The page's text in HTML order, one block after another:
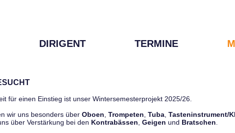
DIRIGENT TERMINE
für einen Einstieg ist unser Wintersemesterprojekt 2025/26.
wir uns besonders über Oboen Trompeten Tuba Tasteninstrument/
über Verstärkung bei den Kontrabässen Geigen und Bratschen